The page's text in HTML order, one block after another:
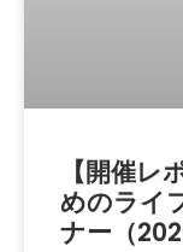
【開催
めのライ
ナー（